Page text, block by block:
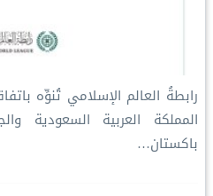
رابطةُ العالم الإسلامي تُنوِّه
المملكة العربية السعودية
باكستان…